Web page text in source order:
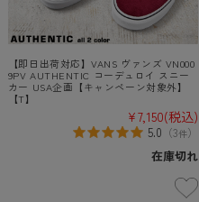
【即日出荷対応】VANS ヴァンズ VN000
9PV AUTHENTIC コーデュロイ スニー
カー USA企画【キャンペーン対象外】
【T】
¥7,150(税込)
5.0 （3件）
在庫切れ